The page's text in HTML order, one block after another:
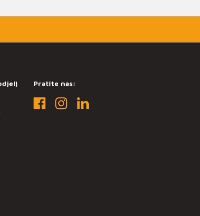
Pratite nas: